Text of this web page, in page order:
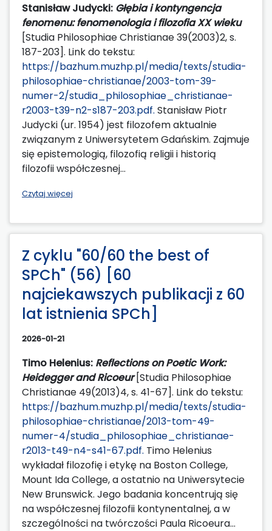
Stanisław Judycki: Głębia i kontyngencja
fenomenu: fenomenologia i filozofia XX wieku
[Studia Philosophiae Christianae 39(2003)2, s.
187-203]. Link do tekstu:
https://bazhum.muzhp.pl/media/texts/studia-
philosophiae-christianae/2003-tom-39-
numer-2/studia_philosophiae_christianae-
r2003-t39-n2-s187-203.pdf. Stanisław Piotr
Judycki (ur. 1954) jest filozofem aktualnie
związanym z Uniwersytetem Gdańskim. Zajmuje
się epistemologią, filozofią religii i historią
filozofii współczesnej...
Czytaj więcej
Z cyklu "60/60 the best of
SPCh" (56) [60
najciekawszych publikacji z 60
lat istnienia SPCh]
2026-01-21
Timo Helenius: Reflections on Poetic Work:
Heidegger and Ricoeur[Studia Philosophiae
Christianae 49(2013)4, s. 41-67]. Link do tekstu:
https://bazhum.muzhp.pl/media/texts/studia-
philosophiae-christianae/2013-tom-49-
numer-4/studia_philosophiae_christianae-
r2013-t49-n4-s41-67.pdf. Timo Helenius
wykładał filozofię i etykę na Boston College,
Mount Ida College, a ostatnio na Uniwersytecie
New Brunswick. Jego badania koncentrują się
na współczesnej filozofii kontynentalnej, a w
szczególności na twórczości Paula Ricoeura...